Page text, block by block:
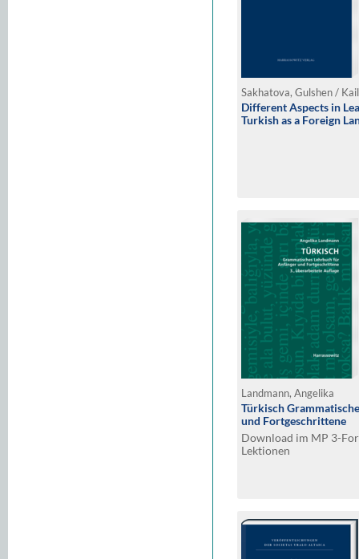
Sakhatova, Gulshen /
Different Aspects in
Turkish as a Foreign
Landmann, Angelika
Türkisch
und Fortgeschrittene
Download im MP 3-
Lektionen